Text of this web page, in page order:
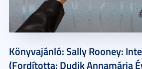
Könyvajánló: Sally Rooney:
(Fordította: Dudik Annamária